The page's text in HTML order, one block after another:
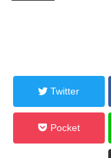
Twitter
Pocket